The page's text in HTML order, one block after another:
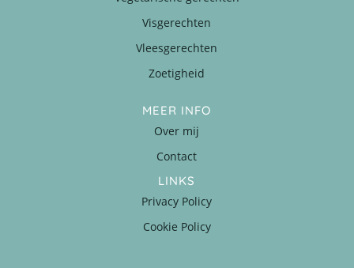
Visgerechten
Vleesgerechten
Zoetigheid
MEER INFO
Over mij
Contact
LINKS
Privacy Policy
Cookie Policy